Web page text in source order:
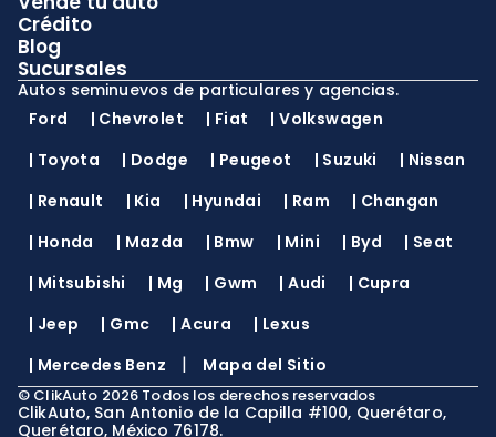
Crédito
Blog
Sucursales
Autos seminuevos de particulares y agencias.
Ford
| Chevrolet | Fiat |Volkswagen
| Toyota | Dodge | Peugeot | Suzuki | Nissan
| Renault | Kia | Hyundai | Ram | Changan
| Honda | Mazda | Bmw | Mini | Byd | Seat
| Mitsubishi | Mg | Gwm |Audi | Cupra
| Jeep | Gmc |Acura | Lexus
| Mercedes Benz | Mapa del Sitio
© ClikAuto 2026 Todos los derechos reservados
ClikAuto, San Antonio de la Capilla #100, Querétaro,
Querétaro, México 76178.